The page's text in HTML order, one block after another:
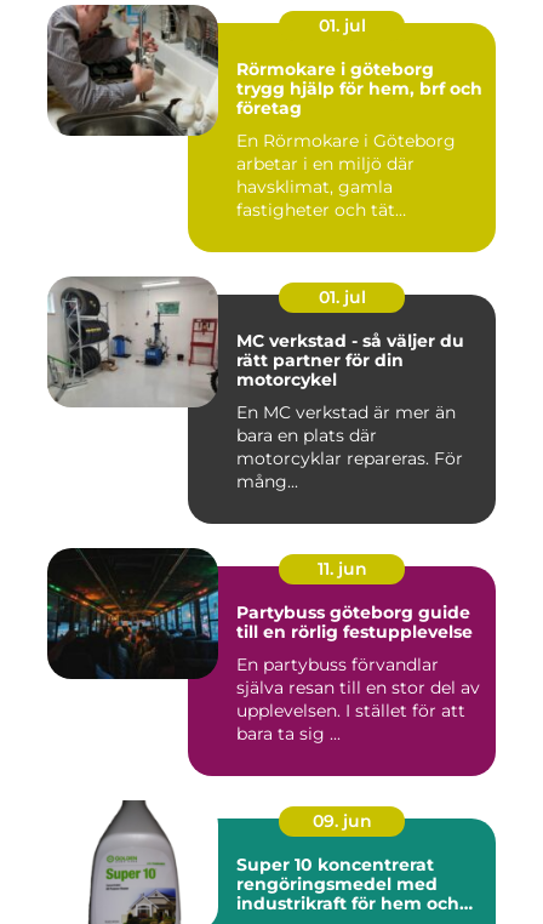
01. jul
Rörmokare i göteborg
trygg hjälp för hem, brf och
företag
En Rörmokare i Göteborg
arbetar i en miljö där
havsklimat, gamla
fastigheter och tät
01. jul
MC verkstad - så väljer du
rätt partner för din
motorcykel
En MC verkstad är mer än
bara en plats där
motorcyklar repareras. För
mång...
11. jun
Partybuss göteborg guide
till en rörlig festupplevelse
En partybuss förvandlar
själva resan till en stor del av
upplevelsen. I stället för att
bara ta sig ...
09. jun
Super 10 koncentrerat
rengöringsmedel med
industrikraft för hem och